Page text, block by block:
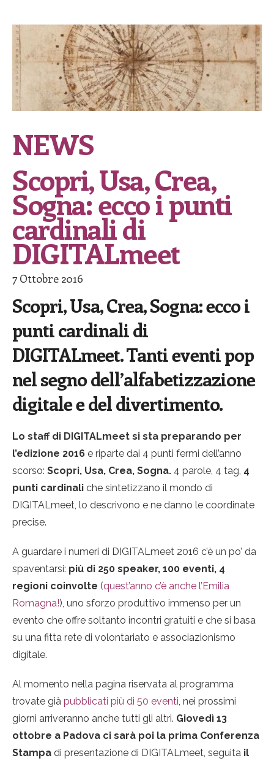
NEWS
Scopri, Usa, Crea,
Sogna: ecco i punti
cardinali di
DIGITALmeet
7 Ottobre 2016
Scopri, Usa, Crea, Sogna: ecco i
punti cardinali di
DIGITALmeet. Tanti eventi pop
nel segno dell’alfabetizzazione
digitale e del divertimento.
Lo staff di DIGITALmeet si sta preparando per
l’edizione 2016 e riparte dai 4 punti fermi dell’anno
scorso: Scopri, Usa, Crea, Sogna. 4 parole, 4 tag, 4
punti cardinali che sintetizzano il mondo di
DIGITALmeet, lo descrivono e ne danno le coordinate
precise.
A guardare i numeri di DIGITALmeet 2016 c’è un po’ da
spaventarsi: più di 250 speaker, 100 eventi, 4
regioni coinvolte (quest’anno c’è anche l’Emilia
Romagna!), uno sforzo produttivo immenso per un
evento che offre soltanto incontri gratuiti e che si basa
su una fitta rete di volontariato e associazionismo
digitale.
Al momento nella pagina riservata al programma
trovate già pubblicati più di 50 eventi, nei prossimi
giorni arriveranno anche tutti gli altri. Giovedì 13
ottobre a Padova ci sarà poi la prima Conferenza
Stampa di presentazione di DIGITALmeet, seguita il